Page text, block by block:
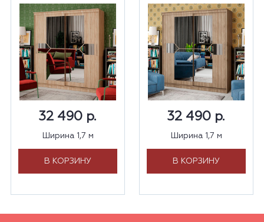
32 490 р.
Ширина 1,7 м
В КОРЗИНУ
32 490 р.
Ширина 1,7 м
В КОРЗИНУ